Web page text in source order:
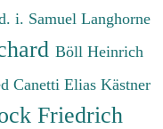
i. Samuel Langhorne
Böll Heinrich
Canetti Elias Kästner
Friedrich